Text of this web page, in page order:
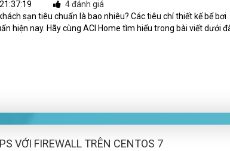
4 đánh giá
sạn tiêu chuẩn là bao nhiêu? Các tiêu chí thiết kế bể bơi
hiện nay. Hãy cùng ACI Home tìm hiểu trong bài viết dưới
VỚI FIREWALL TRÊN CENTOS 7